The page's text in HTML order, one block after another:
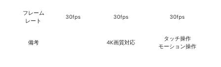
フレーム
レート
30fps 30fps 30fps
備考 4K画質対応
タッチ操作
モーション操作